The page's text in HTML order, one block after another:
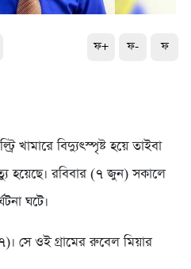
ফ+ ফ- ফ
খামারে বিদ্যুৎস্পৃষ্ট হয়ে তাইবা
হয়েছে। রবিবার (৭ জুন) সকালে
ঘটে।
সে ওই গ্রামের রুবেল মিয়ার